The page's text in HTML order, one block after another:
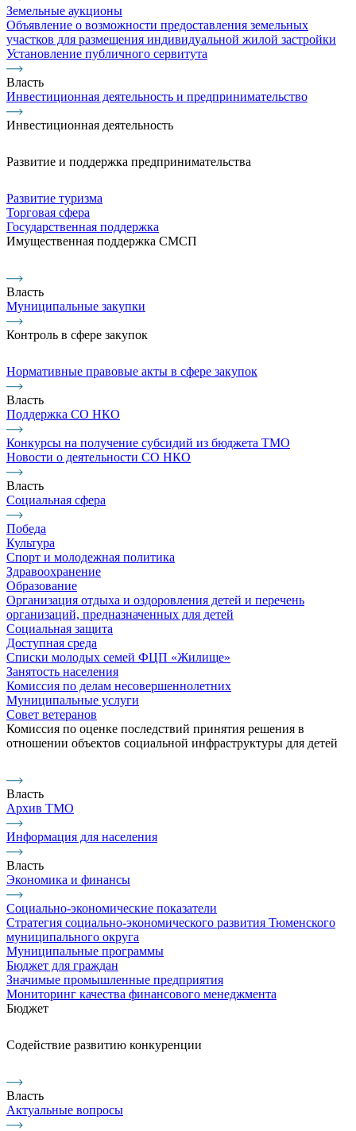
Земельные аукционы
Объявление о возможности предоставления земельных
участков для размещения индивидуальной жилой застройки
Установление публичного сервитута
Власть
Инвестиционная деятельность и предпринимательство
Инвестиционная деятельность
Развитие и поддержка предпринимательства
Развитие туризма
Торговая сфера
Государственная поддержка
Имущественная поддержка СМСП
Власть
Муниципальные закупки
Контроль в сфере закупок
Нормативные правовые акты в сфере закупок
Власть
Поддержка СО НКО
Конкурсы на получение субсидий из бюджета ТМО
Новости о деятельности СО НКО
Власть
Социальная сфера
Победа
Культура
Спорт и молодежная политика
Здравоохранение
Образование
Организация отдыха и оздоровления детей и перечень
организаций, предназначенных для детей
Социальная защита
Доступная среда
Списки молодых семей ФЦП «Жилище»
Занятость населения
Комиссия по делам несовершеннолетних
Муниципальные услуги
Совет ветеранов
Комиссия по оценке последствий принятия решения в
отношении объектов социальной инфраструктуры для детей
Власть
Архив ТМО
Информация для населения
Власть
Экономика и финансы
Социально-экономические показатели
Стратегия социально-экономического развития Тюменского
муниципального округа
Муниципальные программы
Бюджет для граждан
Значимые промышленные предприятия
Мониторинг качества финансового менеджмента
Бюджет
Содействие развитию конкуренции
Власть
Актуальные вопросы